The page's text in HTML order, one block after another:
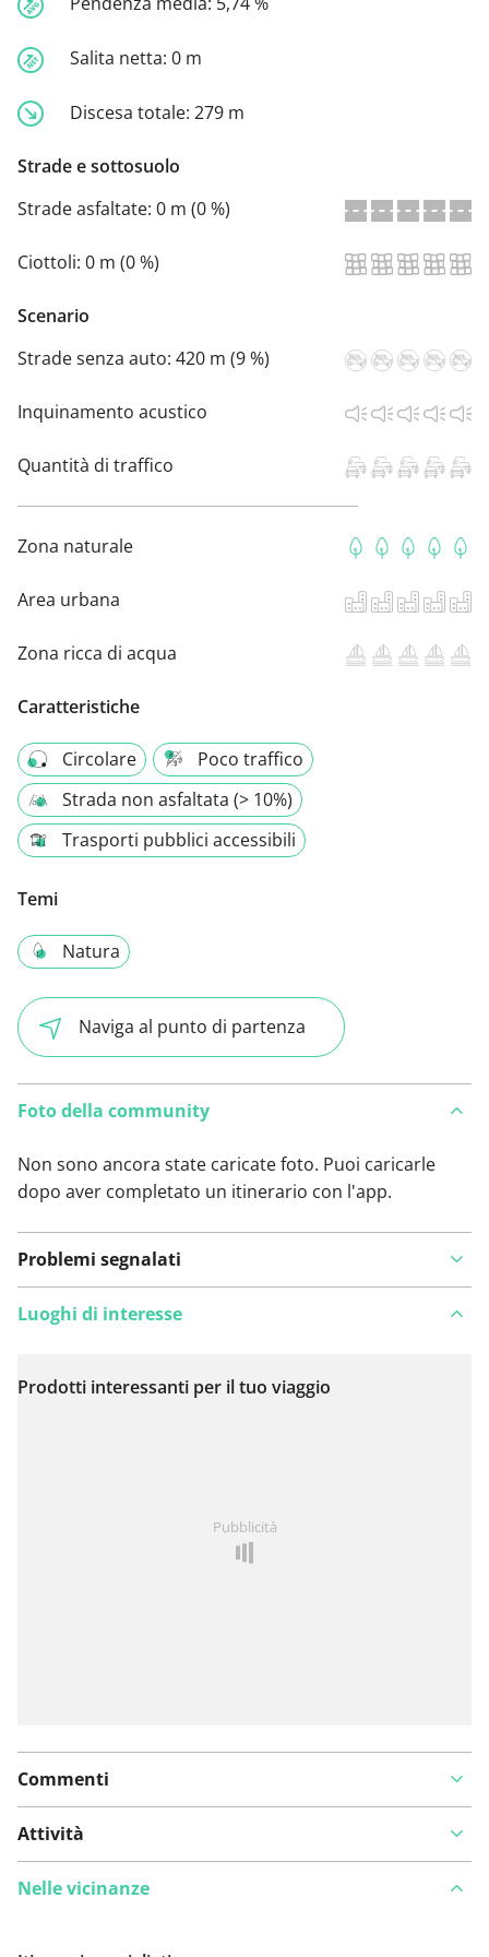
Salita netta: 0 m
Discesa totale: 279 m
Strade e sottosuolo
Strade asfaltate: 0 m (0 %)
Ciottoli: 0 m (0 %)
Scenario
Strade senza auto: 420 m (9 %)
Inquinamento acustico
Quantità di traffico
Zona naturale
Area urbana
Zona ricca di acqua
Caratteristiche
Circolare
Poco traffico
Strada non asfaltata (> 10%)
Trasporti pubblici accessibili
Temi
Natura
Naviga al punto di partenza
Foto della community
Non sono ancora state caricate foto. Puoi caricarle
dopo aver completato un itinerario con l'app.
Problemi segnalati
Visualizza sulla mappa
Luoghi di interesse
Prodotti interessanti per il tuo viaggio
Pubblicità
Commenti
Attività
Nelle vicinanze